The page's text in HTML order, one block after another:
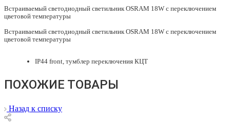
Встраиваемый светодиодный светильник OSRAM 18W с переключением
цветовой температуры
Встраиваемый светодиодный светильник OSRAM 18W с переключением
цветовой температуры
IP44 front, тумблер переключения КЦТ
ПОХОЖИЕ ТОВАРЫ
Назад к списку